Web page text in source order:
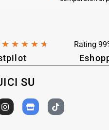
★ ★ ★ ★ ★ Rating
SU